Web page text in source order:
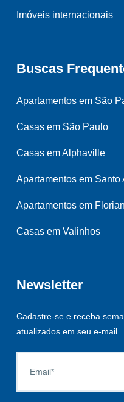
Imóveis internacionais
Buscas
Apartamentos em São
Casas em São Paulo
Casas em Alphaville
Apartamentos em Santo
Apartamentos em
Casas em Valinhos
Newsletter
Cadastre-se e receba
atualizados em seu e-mail.